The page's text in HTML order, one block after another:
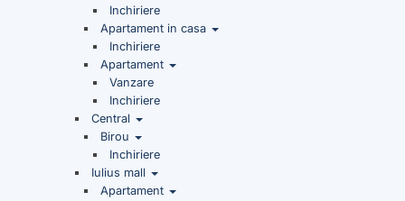
Inchiriere
Apartament in casa
Inchiriere
Apartament
Vanzare
Inchiriere
Central
Birou
Inchiriere
Iulius mall
Apartament